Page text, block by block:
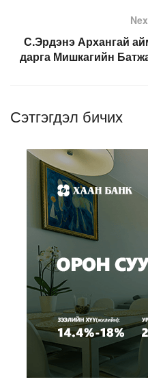
С.Эрдэнэ Архангай
дарга Мишкагийн
Сэтгэгдэл бичих